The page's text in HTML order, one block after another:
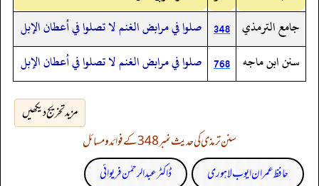
جامع الترمذي 348 صلوا في مرابض الغنم لا تصلوا في أعطان الإبل
سنن ابن ماجه 768 صلوا في مرابض الغنم لا تصلوا في أعطان الإبل
مزید تخریج دیکھیں
سنن ترمذی کی حدیث نمبر 348 کے فوائد و مسائل
حافظ عمران ایوب لاہوری
ڈاکٹر عبدالرحمٰن فریوائی